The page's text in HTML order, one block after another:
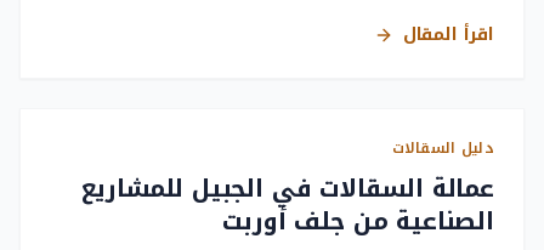
اقرأ المقال
دليل السقالات
عمالة السقالات في الجبيل للمشاريع
الصناعية من جلف أوربت